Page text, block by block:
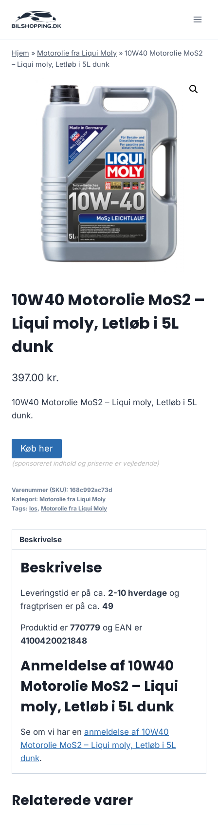
Hjem » Motorolie fra Liqui Moly » 10W40 Motorolie MoS2
– Liqui moly, Letløb i 5L dunk
10W40 Motorolie MoS2 –
Liqui moly, Letløb i 5L
dunk
397.00 kr.
10W40 Motorolie MoS2 – Liqui moly, Letløb i 5L
dunk.
Køb her
(sponsoreret indhold og priserne er vejledende)
Varenummer (SKU): 168c992ac73d
Kategori: Motorolie fra Liqui Moly
Tags: los, Motorolie fra Liqui Moly
Beskrivelse
Beskrivelse
Leveringstid er på ca. 2-10 hverdage og
fragtprisen er på ca. 49
Produktid er 770779 og EAN er
4100420021848
Anmeldelse af 10W40
Motorolie MoS2 – Liqui
moly, Letløb i 5L dunk
Se om vi har en anmeldelse af 10W40
Motorolie MoS2 – Liqui moly, Letløb i 5L
dunk.
Relaterede varer